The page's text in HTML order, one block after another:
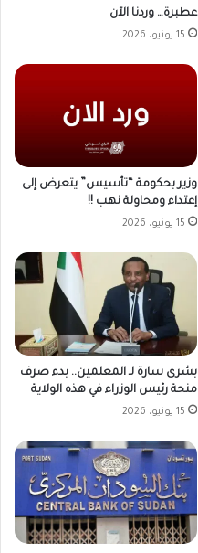
عطبرة… وردنا الآن
15 يونيو، 2026
وزير بحكومة “تأسيس” يتعرض إلى
إعتداء ومحاولة نهب !!
15 يونيو، 2026
بشرى سارة لـ المعلمين.. بدء صرف
منحة رئيس الوزراء في هذه الولاية
15 يونيو، 2026